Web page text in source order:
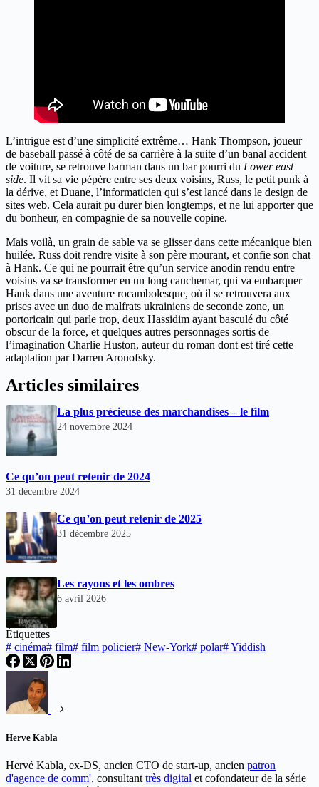
L’intrigue est d’une simplicité extrême… Hank Thompson, joueur
de baseball passé à côté de sa carrière à la suite d’un banal accident
de voiture, se retrouve barman dans un bar pourri du Lower east
side. Il vit sa vie pépère entre ses deux voisins, Russ, le petit punk à
la dérive, et Duane, l’informaticien qui s’est lancé dans le design de
sites web. Cela aurait pu durer bien longtemps, et ne lui apporter que
du bonheur, en compagnie de sa nouvelle copine.
Mais voilà, un grain de sable va se glisser dans cette mécanique bien
huilée. Russ doit rendre visite à son père mourant, et confie son chat
à Hank. Ce qui ne pourrait être qu’un service anodin rendu entre
voisins va se transformer en un long cauchemar, qui va embarquer
Hank dans une aventure rocambolesque, où il se retrouvera aux
prises avec un duo de malfrats ukrainiens de seconde zone, un
portoricain qui parle trop, deux Hassidim ayant basculé du côté
obscur de la force, et quelques autres personnages sortis de
l’imagination Charlie Huston, auteur du roman dont est tiré cette
adaptation par Darren Aronofsky.
Articles similaires
La plus précieuse des marchandises – le film
24 novembre 2024
Ce qu’on peut retenir de 2024
31 décembre 2024
Ce qu’on peut retenir de 2025
31 décembre 2025
Les rayons et les ombres
6 avril 2026
Étiquettes
# cinéma# film# film policier# New-York# polar#Yiddish
Herve Kabla
Hervé Kabla, ex-DS, ancien CTO de start-up, ancien patron
d'agence de comm', consultant très digital et cofondateur de la série